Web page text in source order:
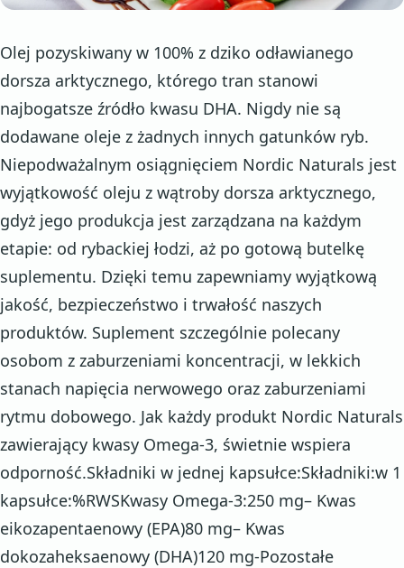
Olej pozyskiwany w 100% z dziko odławianego
dorsza arktycznego, którego tran stanowi
najbogatsze źródło kwasu DHA. Nigdy nie są
dodawane oleje z żadnych innych gatunków ryb.
Niepodważalnym osiągnięciem Nordic Naturals jest
wyjątkowość oleju z wątroby dorsza arktycznego,
gdyż jego produkcja jest zarządzana na każdym
etapie: od rybackiej łodzi, aż po gotową butelkę
suplementu. Dzięki temu zapewniamy wyjątkową
jakość, bezpieczeństwo i trwałość naszych
produktów. Suplement szczególnie polecany
osobom z zaburzeniami koncentracji, w lekkich
stanach napięcia nerwowego oraz zaburzeniami
rytmu dobowego. Jak każdy produkt Nordic Naturals
zawierający kwasy Omega-3, świetnie wspiera
odporność.Składniki w jednej kapsułce:Składniki:w 1
kapsułce:%RWSKwasy Omega-3:250 mg– Kwas
eikozapentaenowy (EPA)80 mg– Kwas
dokozaheksaenowy (DHA)120 mg-Pozostałe